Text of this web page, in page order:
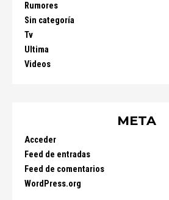
Rumores
Sin categoría
Tv
Ultima
Videos
META
Acceder
Feed de entradas
Feed de comentarios
WordPress.org